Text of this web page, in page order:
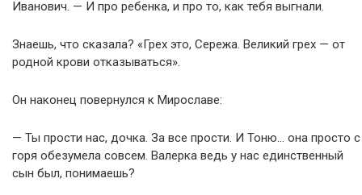
Иванович. — И про ребенка, и про то, как тебя выгнали.
Знаешь, что сказала? «Грех это, Сережа. Великий грех — от
родной крови отказываться».
Он наконец повернулся к Мирославе:
— Ты прости нас, дочка. За все прости. И Тоню… она просто с
горя обезумела совсем. Валерка ведь у нас единственный
сын был, понимаешь?